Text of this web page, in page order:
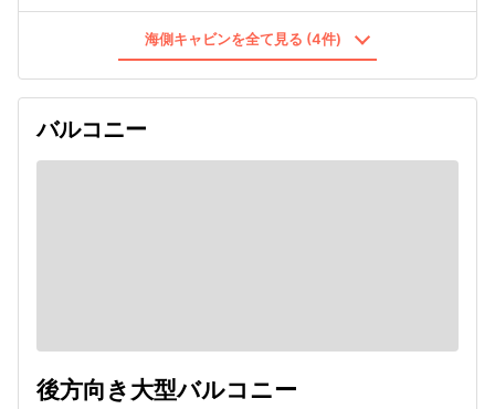
海側キャビンを全て見る (4件)
バルコニー
後方向き大型バルコニー